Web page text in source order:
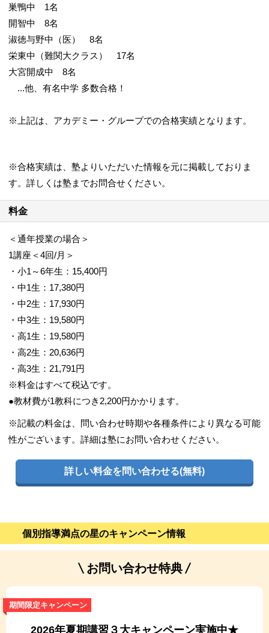
巣鴨中 1名
開智中 8名
淑徳与野中（医） 8名
栄東中（難関大クラス） 17名
大宮開成中 8名
...他、有名中学 多数合格！
※上記は、アカデミー・グループでの合格実績となります。
※合格実績は、塾よりいただいた情報を元に掲載しておりま
す。詳しくは塾までお問合せください。
料金
＜通年授業の場合＞
1講座＜4回/月＞
・小1～6年生：15,400円
・中1生：17,380円
・中2生：17,930円
・中3生：19,580円
・高1生：19,580円
・高2生：20,636円
・高3生：21,791円
※料金はすべて税込です。
●教材費が1教科につき2,200円かかります。
※記載の料金は、問い合わせ時期や各種条件により異なる可能
性がございます。詳細は塾にお問い合わせください。
詳しい料金を問い合わせる(無料)
個別指導満点の星のキャンペーン情報
お問い合わせ特典
期間限定キャンペーン
2026年夏期講習３大キャンペーン実施中★